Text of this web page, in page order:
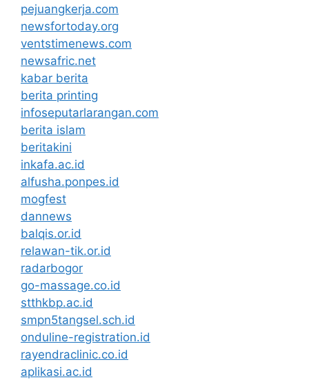
pejuangkerja.com
newsfortoday.org
ventstimenews.com
newsafric.net
kabar berita
berita printing
infoseputarlarangan.com
berita islam
beritakini
inkafa.ac.id
alfusha.ponpes.id
mogfest
dannews
balqis.or.id
relawan-tik.or.id
radarbogor
go-massage.co.id
stthkbp.ac.id
smpn5tangsel.sch.id
onduline-registration.id
rayendraclinic.co.id
aplikasi.ac.id